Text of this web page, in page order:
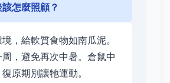
怎麼照顧？
，給軟質食物如南瓜泥。
，避免再次中暑。倉鼠中
原期別讓牠運動。